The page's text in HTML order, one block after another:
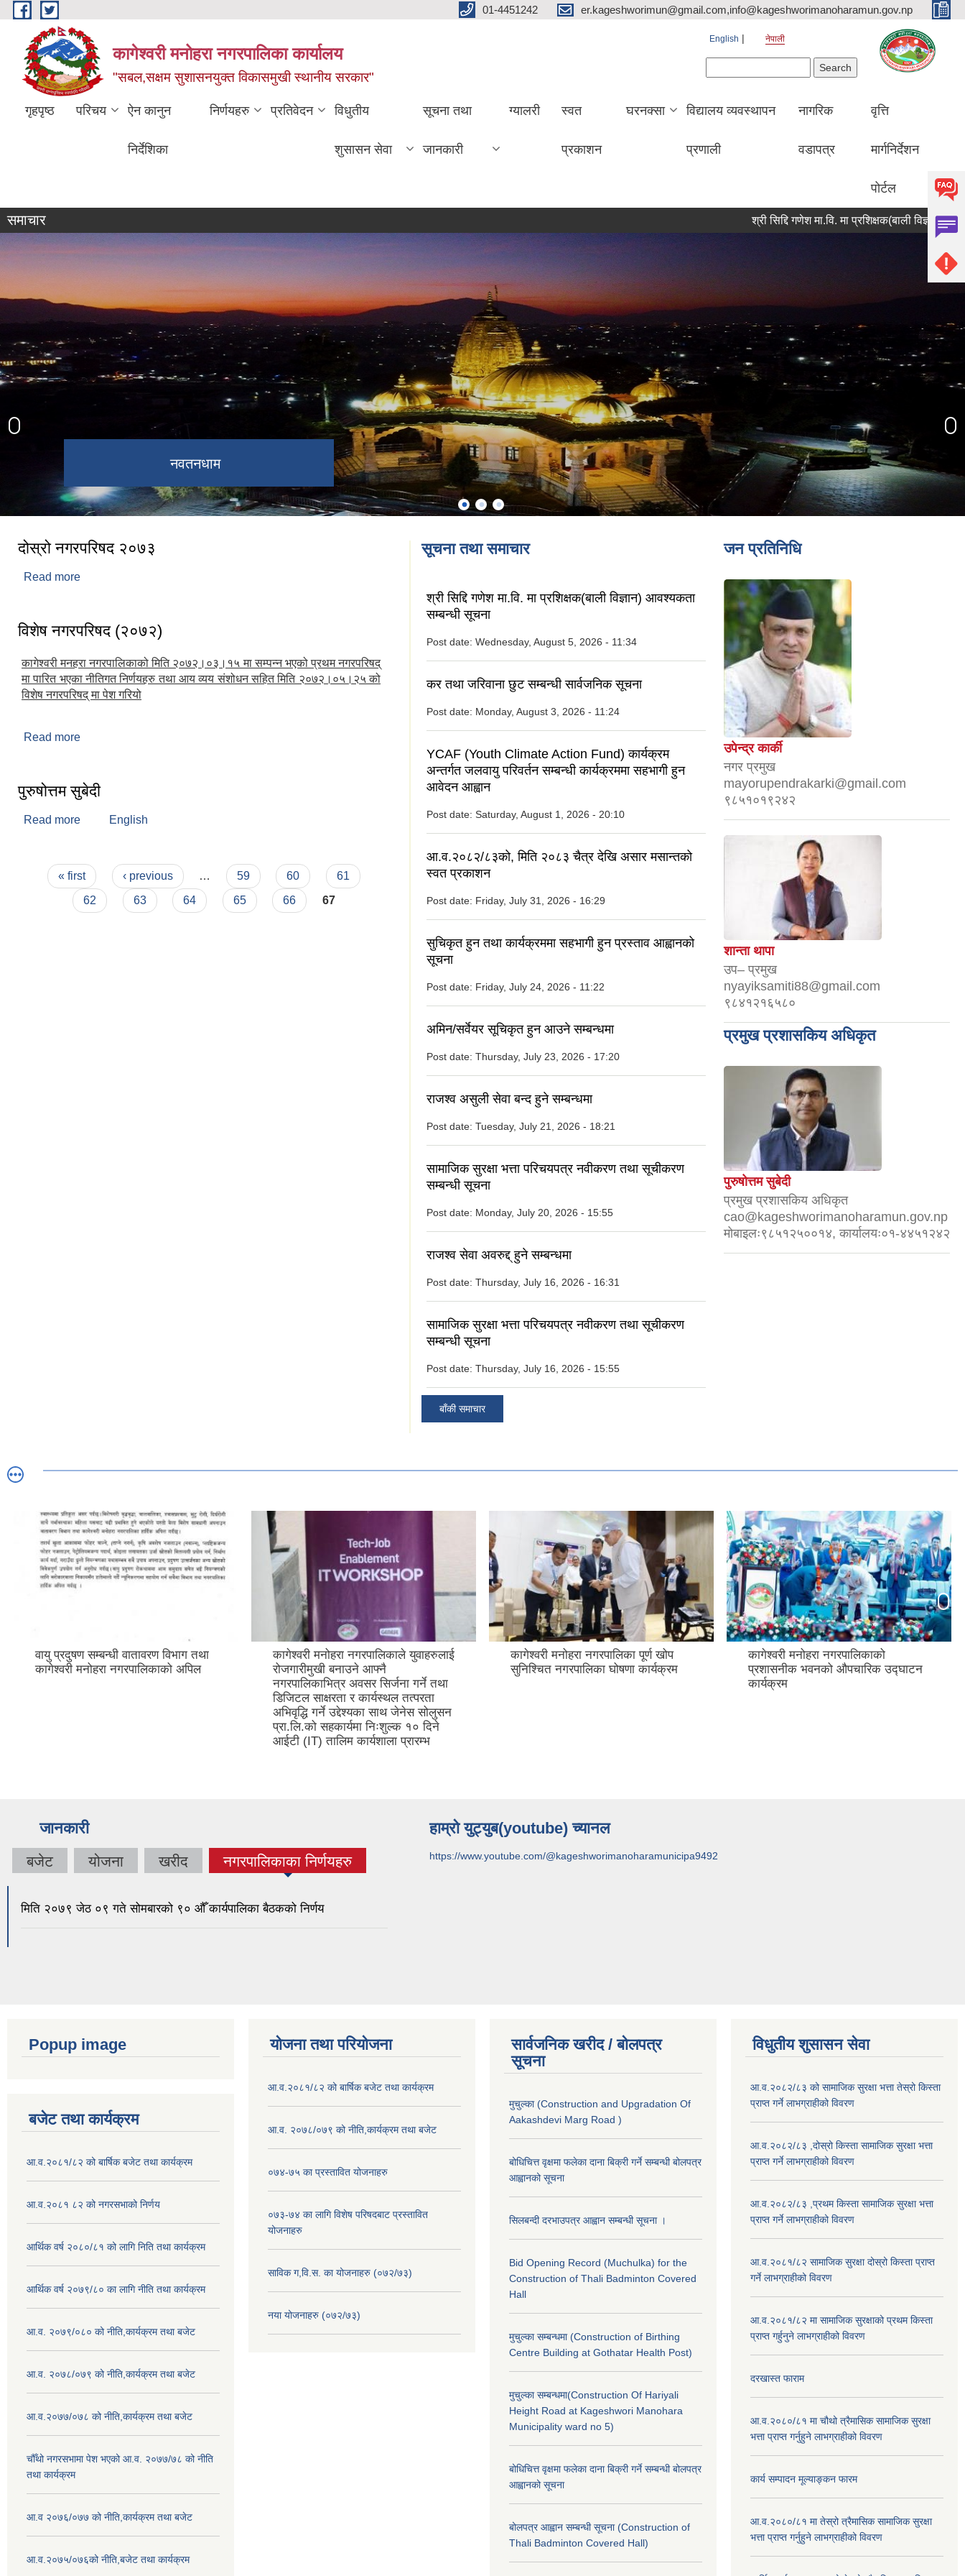
Skip to main content 01-4451242 er.kageshworimun@gmail.com,info@kageshworimanoharamun.gov.np
कागेश्वरी मनोहरा नगरपालिका कार्यालय
"सबल,सक्षम सुशासनयुक्त विकासमुखी स्थानीय सरकार"
English नेपाली
गृहपृष्ठ परिचय ऐन कानुन
निर्देशिका
निर्णयहरु प्रतिवेदन विधुतीय
शुसासन सेवा
सूचना तथा
जानकारी
ग्यालरी स्वत
प्रकाशन
घरनक्सा विद्यालय व्यवस्थापन
प्रणाली
नागरिक
वडापत्र
वृत्ति
मार्गनिर्देशन
पोर्टल
समाचार श्री सिद्दि गणेश मा.वि. मा प्रशिक्षक(बाली विज्ञान) आवश्यकता
नवतनधाम
कागेश्वरी महादेव मन्दिर
दोस्रो नगरपरिषद २०७३
Read more
विशेष नगरपरिषद (२०७२)
कागेश्वरी मनहरा नगरपालिकाको मिति २०७२।०३।१५ मा सम्पन्न भएको प्रथम नगरपरिषद्
मा पारित भएका नीतिगत निर्णयहरु तथा आय व्यय संशोधन सहित मिति २०७२।०५।२५ को
विशेष नगरपरिषद् मा पेश गरियो
Read more
पुरुषोत्तम सुबेदी
Read more about पुरुषोत्तम सुबेदी
English
Pages
« first ‹ previous … 59 60
61
62
63 64 65 66 67
सूचना तथा समाचार
श्री सिद्दि गणेश मा.वि. मा प्रशिक्षक(बाली विज्ञान) आवश्यकता
सम्बन्धी सूचना
Post date: Wednesday, August 5, 2026 - 11:34
कर तथा जरिवाना छुट सम्बन्धी सार्वजनिक सूचना
Post date: Monday, August 3, 2026 - 11:24
YCAF (Youth Climate Action Fund) कार्यक्रम
अन्तर्गत जलवायु परिवर्तन सम्बन्धी कार्यक्रममा सहभागी हुन
आवेदन आह्वान
Post date: Saturday, August 1, 2026 - 20:10
आ.व.२०८२/८३को, मिति २०८३ चैत्र देखि असार मसान्तको
स्वत प्रकाशन
Post date: Friday, July 31, 2026 - 16:29
सुचिकृत हुन तथा कार्यक्रममा सहभागी हुन प्रस्ताव आह्वानको
सूचना
Post date: Friday, July 24, 2026 - 11:22
अमिन/सर्वेयर सूचिकृत हुन आउने सम्बन्धमा
Post date: Thursday, July 23, 2026 - 17:20
राजश्व असुली सेवा बन्द हुने सम्बन्धमा
Post date: Tuesday, July 21, 2026 - 18:21
सामाजिक सुरक्षा भत्ता परिचयपत्र नवीकरण तथा सूचीकरण
सम्बन्धी सूचना
Post date: Monday, July 20, 2026 - 15:55
राजश्व सेवा अवरुद्द् हुने सम्बन्धमा
Post date: Thursday, July 16, 2026 - 16:31
सामाजिक सुरक्षा भत्ता परिचयपत्र नवीकरण तथा सूचीकरण
सम्बन्धी सूचना
Post date: Thursday, July 16, 2026 - 15:55
बाँकी समाचार
जन प्रतिनिधि
उपेन्द्र कार्की
नगर प्रमुख
mayorupendrakarki@gmail.com
९८५१०१९२४२
शान्ता थापा
उप– प्रमुख
nyayiksamiti88@gmail.com
९८४१२१६५८०
प्रमुख प्रशासकिय अधिकृत
पुरुषोत्तम सुबेदी
प्रमुख प्रशासकिय अधिकृत
cao@kageshworimanoharamun.gov.np
मोबाइलः९८५१२५००१४, कार्यालयः०१-४४५१२४२
वायु प्रदुषण सम्बन्धी वातावरण विभाग तथा
कागेश्वरी मनोहरा नगरपालिकाको अपिल
कागेश्वरी मनोहरा नगरपालिकाले युवाहरुलाई
रोजगारीमुखी बनाउने आफ्नै
नगरपालिकाभित्र अवसर सिर्जना गर्ने तथा
डिजिटल साक्षरता र कार्यस्थल तत्परता
अभिवृद्धि गर्ने उद्देश्यका साथ जेनेस सोलुसन
प्रा.लि.को सहकार्यमा निःशुल्क १० दिने
आईटी (IT) तालिम कार्यशाला प्रारम्भ
कागेश्वरी मनोहरा नगरपालिका पूर्ण खोप
सुनिश्चित नगरपालिका घोषणा कार्यक्रम
कागेश्वरी मनोहरा नगरपालिकाको
प्रशासनीक भवनको औपचारिक उद्घाटन
कार्यक्रम
जानकारी
बजेट योजना खरीद नगरपालिकाका निर्णयहरु
(active tab)
मिति २०७९ जेठ ०९ गते सोमबारको ९० औँ कार्यपालिका बैठकको निर्णय
हाम्रो युट्युब(youtube) च्यानल
https://www.youtube.com/@kageshworimanoharamunicipa9492
Popup image
बजेट तथा कार्यक्रम
आ.व.२०८१/८२ को बार्षिक बजेट तथा कार्यक्रम
आ.व.२०८१ ८२ को नगरसभाको निर्णय
आर्थिक वर्ष २०८०/८१ को लागि निति तथा कार्यक्रम
आर्थिक वर्ष २०७९/८० का लागि नीति तथा कार्यक्रम
आ.व. २०७९/०८० को नीति,कार्यक्रम तथा बजेट
आ.व. २०७८/०७९ को नीति,कार्यक्रम तथा बजेट
आ.व.२०७७/०७८ को नीति,कार्यक्रम तथा बजेट
चौँथो नगरसभामा पेश भएको आ.व. २०७७/७८ को नीति
तथा कार्यक्रम
आ.व २०७६/०७७ को नीति,कार्यक्रम तथा बजेट
आ.व.२०७५/०७६को नीति,बजेट तथा कार्यक्रम
योजना तथा परियोजना
आ.व.२०८१/८२ को बार्षिक बजेट तथा कार्यक्रम
आ.व. २०७८/०७९ को नीति,कार्यक्रम तथा बजेट
०७४-७५ का प्रस्तावित योजनाहरु
०७३-७४ का लागि विशेष परिषदबाट प्रस्तावित
योजनाहरु
साविक ग,वि.स. का योजनाहरु (०७२/७३)
नया योजनाहरु (०७२/७३)
सार्वजनिक खरीद / बोलपत्र
सूचना
मुचुल्का (Construction and Upgradation Of
Aakashdevi Marg Road )
बोधिचित्त वृक्षमा फलेका दाना बिक्री गर्ने सम्बन्धी बोलपत्र
आह्वानको सूचना
सिलबन्दी दरभाउपत्र आह्वान सम्बन्धी सूचना ।
Bid Opening Record (Muchulka) for the
Construction of Thali Badminton Covered
Hall
मुचुल्का सम्बन्धमा (Construction of Birthing
Centre Building at Gothatar Health Post)
मुचुल्का सम्बन्धमा(Construction Of Hariyali
Height Road at Kageshwori Manohara
Municipality ward no 5)
बोधिचित्त वृक्षमा फलेका दाना बिक्री गर्ने सम्बन्धी बोलपत्र
आह्वानको सूचना
बोलपत्र आह्वान सम्बन्धी सूचना (Construction of
Thali Badminton Covered Hall)
विधुतीय शुसासन सेवा
आ.व.२०८२/८३ को सामाजिक सुरक्षा भत्ता तेस्रो किस्ता
प्राप्त गर्ने लाभग्राहीको विवरण
आ.व.२०८२/८३ ,दोस्रो किस्ता सामाजिक सुरक्षा भत्ता
प्राप्त गर्ने लाभग्राहीको विवरण
आ.व.२०८२/८३ ,प्रथम किस्ता सामाजिक सुरक्षा भत्ता
प्राप्त गर्ने लाभग्राहीको विवरण
आ.व.२०८१/८२ सामाजिक सुरक्षा दोस्रो किस्ता प्राप्त
गर्ने लाभग्राहीको विवरण
आ.व.२०८१/८२ मा सामाजिक सुरक्षाको प्रथम किस्ता
प्राप्त गर्हुनुने लाभग्राहीको विवरण
दरखास्त फाराम
आ.व.२०८०/८१ मा चौथो त्रैमासिक सामाजिक सुरक्षा
भत्ता प्राप्त गर्नुहुने लाभग्राहीको विवरण
कार्य सम्पादन मूल्याङ्कन फारम
आ.व.२०८०/८१ मा तेस्रो त्रैमासिक सामाजिक सुरक्षा
भत्ता प्राप्त गर्नुहुने लाभग्राहीको विवरण